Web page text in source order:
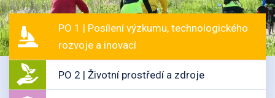
PO 1 | Posílení výzkumu, technologického
rozvoje a inovací
PO 2 | Životní prostředí a zdroje